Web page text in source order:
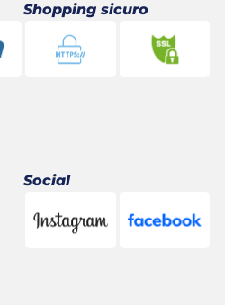
Shopping sicuro
Social